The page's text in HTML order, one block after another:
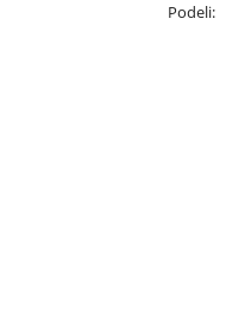
Podeli: